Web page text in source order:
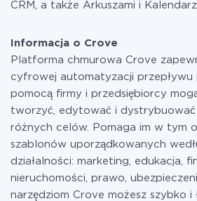
CRM, a także Arkuszami i
Informacja o Crove
Platforma chmurowa Crove
cyfrowej automatyzacji przepływu
pomocą firmy i przedsiębiorcy
tworzyć, edytować i
różnych celów. Pomaga im w tym
szablonów uporządkowanych
działalności: marketing, edukacja,
nieruchomości, prawo,
narzędziom Crove możesz szybko i